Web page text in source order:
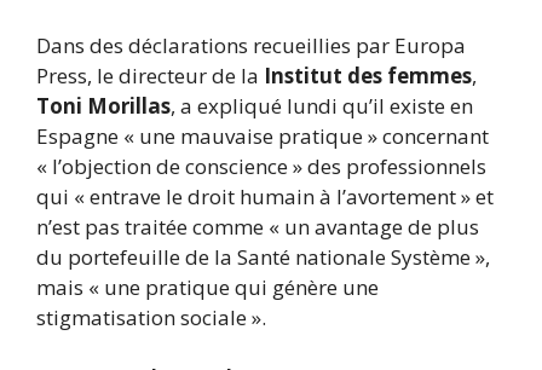
Dans des déclarations recueillies par Europa
Press, le directeur de la Institut des femmes,
Toni Morillas, a expliqué lundi qu’il existe en
Espagne « une mauvaise pratique » concernant
« l’objection de conscience » des professionnels
qui « entrave le droit humain à l’avortement » et
n’est pas traitée comme « un avantage de plus
du portefeuille de la Santé nationale Système »,
mais « une pratique qui génère une
stigmatisation sociale ».